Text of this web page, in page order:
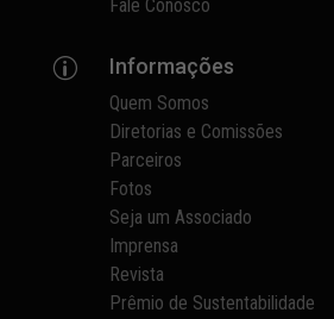
Fale Conosco
p Informações
Quem Somos
Diretorias e Comissões
Parceiros
Fotos
Seja um Associado
Imprensa
Revista
Prêmio de Sustentabilidade